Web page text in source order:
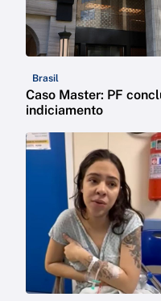
Brasil
Caso Master: PF
indiciamento